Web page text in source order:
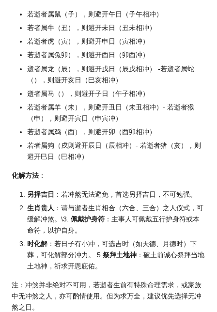
若逝者属鼠（子），则避开午日（子午相冲）
若者属牛（丑），则避开未日（丑未相冲）
若逝者虎（寅），则避开申日（寅相冲）
若逝者属兔卯），则避开酉日（卯酉冲）
逝者属龙（辰），则避开戌日（辰戌相冲） -若逝者属蛇
（），则避开亥日（巳亥相冲）
逝者属马（），则避开子日（午子相冲）
若逝者属羊（未），则避开丑日（未丑相冲）- 若逝者猴
（申），则避开寅日（申寅冲）
若逝者属鸡（酉），则避开卯（酉卯相冲）
若者属狗（戌则避开辰日（辰相冲）- 若逝者猪（亥），则
避开巳日（巳相冲）
化解方法 ：
另择吉日 ：若冲煞无法避免，首选另择吉日，不可勉强。
生肖贵人 ：请与逝者生肖相合（六合、三合）之人仪式，可
缓解冲煞。\3. 佩戴护身符 ：主事人可佩戴五行护身符或本
命符，以护自身。
时化解：若日子有小冲，可选吉时（如天德、月德时）下
葬，可化解部分冲力。 5 祭拜土地神 ：破土前诚心祭拜当地
土地神，祈求开恩庇佑。
注：冲煞并非绝对不可用，若逝者生前有特殊命理需求，或家族
中无冲煞之人，亦可酌情使用。但为求万全，建议优先选择无冲
煞之日。